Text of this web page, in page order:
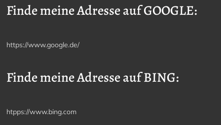
Finde meine Adresse auf GOOGLE:
https://www.google.de/
Finde meine Adresse auf BING:
htpps://www.bing.com